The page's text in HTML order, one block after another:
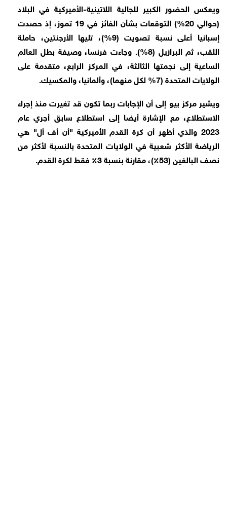
ويعكس الحضور الكبير للجالية اللاتينية-الأميركية في البلاد
(حوالي 20%) التوقعات بشأن الفائز في 19 تموز، إذ حصدت
إسبانيا أعلى نسبة تصويت (9%)، تليها الأرجنتين، حاملة
اللقب، ثم البرازيل (8%). وجاءت فرنسا، وصيفة بطل العالم
الساعية إلى نجمتها الثالثة، في المركز الرابع، متقدمة على
الولايات المتحدة (7% لكل منهما)، وألمانيا، والمكسيك.
ويشير مركز بيو إلى أن الإجابات ربما تكون قد تغيرت منذ إجراء
الاستطلاع، مع الإشارة أيضا إلى استطلاع سابق أجري عام
2023 والذي أظهر أن كرة القدم الأميركية "أن أف أل" هي
الرياضة الأكثر شعبية في الولايات المتحدة بالنسبة لأكثر من
نصف البالغين (53٪)، مقارنة بنسبة 3٪ فقط لكرة القدم.